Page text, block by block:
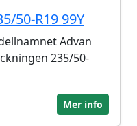
50-R19 99Y
Advan
235/50-
Mer info